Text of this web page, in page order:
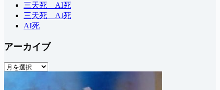
三天死 AI死
三天死 AI死
AI死
アーカイブ
ア